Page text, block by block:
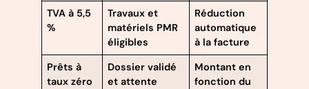
TVA à 5,5
%
Travaux et
matériels PMR
éligibles
Réduction
automatique
à la facture
Prêts à
taux zéro
Dossier validé
et attente
Montant en
fonction du